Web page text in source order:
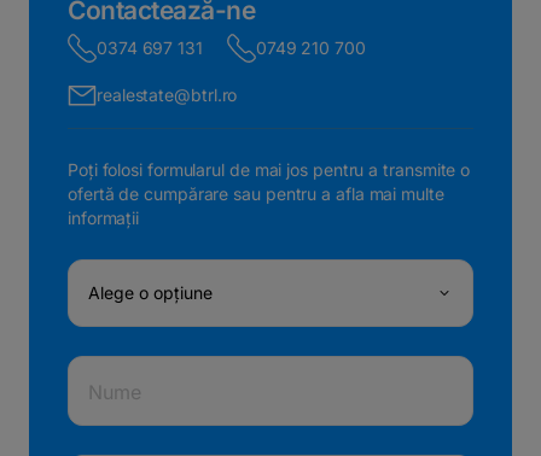
Contactează-ne
0374 697 131 0749 210 700
realestate@btrl.ro
Poți folosi formularul de mai jos pentru a transmite o
ofertă de cumpărare sau pentru a afla mai multe
informații
Alege o opțiune
Nume